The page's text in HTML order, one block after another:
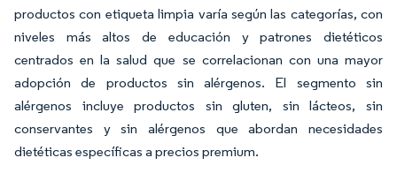
productos con etiqueta limpia varía según las categorías, con
niveles más altos de educación y patrones dietéticos
centrados en la salud que se correlacionan con una mayor
adopción de productos sin alérgenos. El segmento sin
alérgenos incluye productos sin gluten, sin lácteos, sin
conservantes y sin alérgenos que abordan necesidades
dietéticas específicas a precios premium.